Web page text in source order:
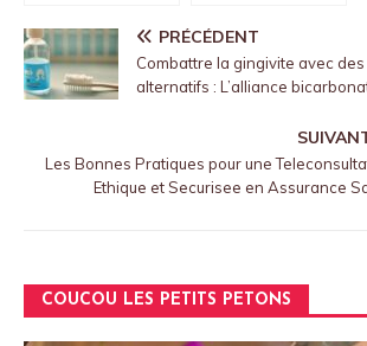
feminines
racontent leur
experience
Emergence,
Urgence
Vétérinaire
PRÉCÉDENT
Combattre la gingivite avec
alternatifs : L’alliance
Les Bonnes Pratiques pour une
Ethique et Securisee en Assurance
COUCOU LES PETITS PETONS